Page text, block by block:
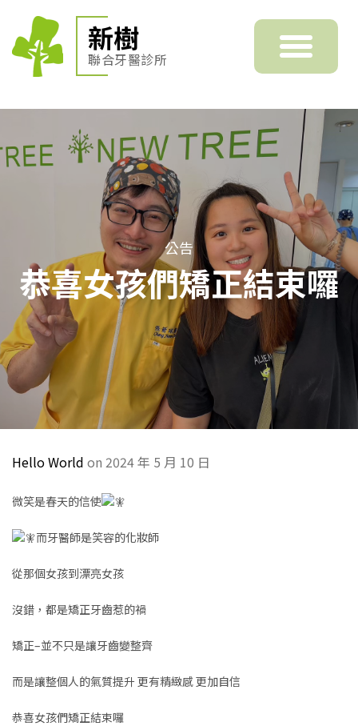
新樹
聯合牙醫診所
公告
恭喜女孩們矯正結束囉
Hello World on 2024 年 5 月 10 日
微笑是春天的信使
而牙醫師是笑容的化妝師
從那個女孩到漂亮女孩
沒錯，都是矯正牙齒惹的禍
矯正–並不只是讓牙齒變整齊
而是讓整個人的氣質提升 更有精緻感 更加自信
恭喜女孩們矯正結束囉